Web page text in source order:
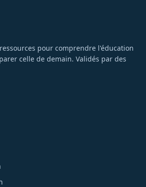
pour comprendre l'éducation
celle de demain. Validés par des